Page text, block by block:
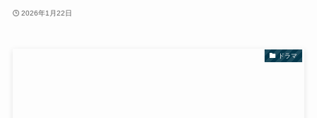
2026年1月22日
ドラマ